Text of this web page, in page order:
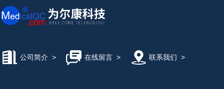
公司简介 > 在线留言> 联系我们 >